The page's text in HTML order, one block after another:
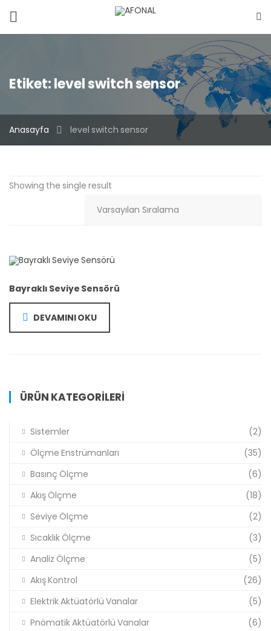
Etiket:level switch sensor
Anasayfa level switch sensor
Showing the single result
Bayraklı Seviye Sensörü
DEVAMINI OKU
ÜRÜN KATEGORILERI
Sistemler
(2)
Ölçme Enstrümanları
(35)
Basınç Ölçme
(6)
Akış Ölçme
(18)
Seviye Ölçme
(2)
Sıcaklık Ölçme
(3)
Analiz Ölçme
(5)
Akış Kontrol
(26)
Elektrik Aktüatörlü Vanalar
(5)
Pnömatik Aktüatörlü Vanalar
(6)